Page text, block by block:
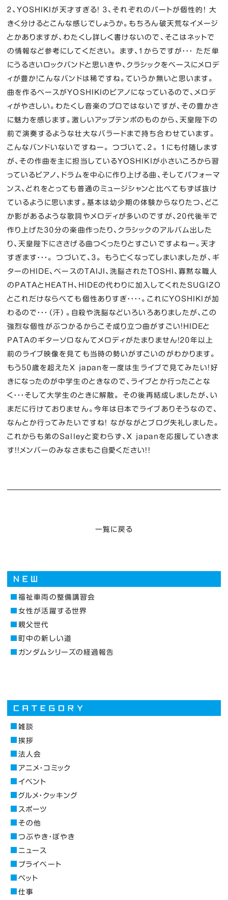
２、YOSHIKIが天才すぎる！ ３、それぞれのパートが個性的！ 大
きく分けるとこんな感じでしょうか。もちろん破天荒なイメージ
とかありますが、わたくし詳しく書けないので、そこはネットで
の情報など参考にしてください。 まず、１からですが・・・ ただ単
にうるさいロックバンドと思いきや、クラシックをベースにメロデ
ィが豊か！こんなバンドは稀ですね。ていうか無いと思います。
曲を作るベースがYOSHIKIのピアノになっているので、メロデ
ィがやさしい。わたくし音楽のプロではないですが、その豊かさ
に魅力を感じます。激しいアップテンポのものから、天皇陛下の
前で演奏するような壮大なバラードまで持ち合わせています。
こんなバンドいないですねー。 つづいて、２。 １にも付随します
が、その作曲を主に担当しているYOSHIKIが小さいころから習
っているピアノ、ドラムを中心に作り上げる曲、そしてパフォーマ
ンス、どれをとっても普通のミュージシャンと比べてもずば抜け
ているように思います。基本は幼少期の体験からなりたつ、どこ
か影があるような歌詞やメロディが多いのですが、２０代後半で
作り上げた３０分の楽曲作ったり、クラシックのアルバム出した
り、天皇陛下にささげる曲つくったりとすごいですよねー。天才
すぎます・・・。 つづいて、３。 もう亡くなってしまいましたが、ギ
ターのHIDE、ベースのTAIJI、洗脳されたTOSHI、寡黙な職人
のPATAとHEATH、HIDEの代わりに加入してくれたSUGIZO
とこれだけならべても個性ありすぎ・・・・。これにYOSHIKIが加
わるので・・・（汗）。自殺や洗脳などいろいろありましたが、この
強烈な個性がぶつかるからこそ成り立つ曲がすごい！HIDEと
PATAのギターソロなんてメロディがたまりません！２０年以上
前のライブ映像を見ても当時の勢いがすごいのがわかります。
もう５０歳を超えたX japanを一度は生ライブで見てみたい！好
きになったのが中学生のときなので、ライブとか行ったことな
く・・・そして大学生のときに解散。 その後再結成しましたが、い
まだに行けておりません。今年は日本でライブありそうなので、
なんとか行ってみたいですね！ ながながとブログ失礼しました。
これからも弟のSalleyと変わらず、X japanを応援していきま
す！！メンバーのみなさまもご自愛ください！！
一覧に戻る
福祉車両の整備講習会
女性が活躍する世界
親父世代
町中の新しい道
ガンダムシリーズの経過報告
雑談
挨拶
法人会
アニメ・コミック
イベント
グルメ・クッキング
スポーツ
その他
つぶやき・ぼやき
ニュース
プライベート
ペット
仕事